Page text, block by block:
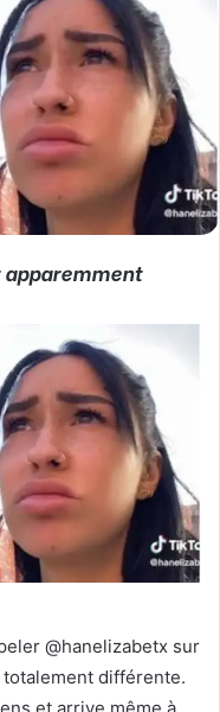
apparemment
@hanelizabetx sur
différente.